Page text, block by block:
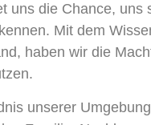
uns die Chance, uns
Mit dem
haben wir die
unserer